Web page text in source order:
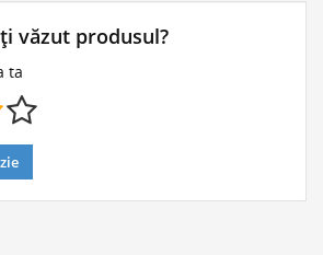
văzut produsul?
ta